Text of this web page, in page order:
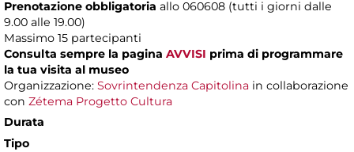
Prenotazione obbligatoria allo 060608 (tutti i giorni dalle
9.00 alle 19.00)
Massimo 15 partecipanti
Consulta sempre la pagina AVVISI prima di programmare
la tua visita al museo
Organizzazione: Sovrintendenza Capitolina in collaborazione
con Zétema Progetto Cultura
Durata
Tipo